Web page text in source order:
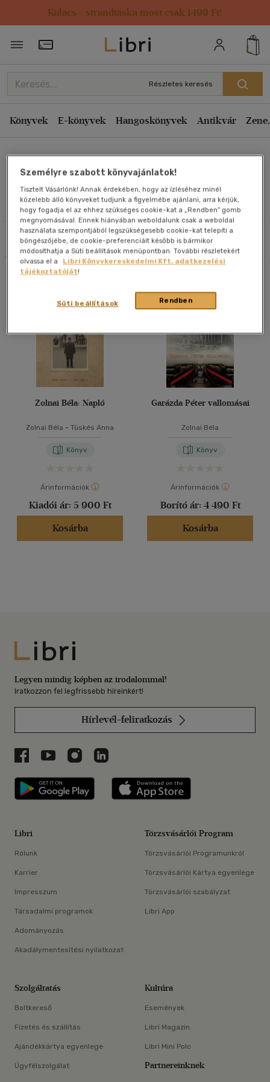
Kulacs / strandtáska most csak 1499 Ft!
Törzsvásárlói Kártya adatai
Részletes keresés
Könyvek E-könyvek Hangoskönyvek Antikvár
Zolnai Béla
Művei
Szűrés Rendezés
Rendezés
Kiadás éve szerint csökkenő
Ár szerint csökkenő
Eladott darabszám szerint csökkenő
Eladott darabszám szerint növekvő
Cím szerint A-Z
Szerző szerint A-Z
Megjelenítés
20 db / oldal
Alkalmaz
Zolnai Béla: Napló
Zolnai Béla - Tüskés Anna
Könyv
Árinformációk
Kiadói ár: 5 900 Ft
Kosárba
Garázda Péter vallomásai
Zolnai Béla
Könyv
Árinformációk
Borító ár: 4 490 Ft
Kosárba
Libri
Legyen mindig képben az irodalommal!
Iratkozzon fel legfrissebb híreinkért!
Hírlevél-feliratkozás
Libri a Facebookon
Libri a Youtube-on
Libri az Instagramon
Libri a LinkedInen
Libri applikáció Szerezd meg: Google
Libri
Rólunk
Karrier
Impresszum
Társadalmi programok
Adományozás
Akadálymentesítési nyilatkozat
Törzsvásárlói Program
Törzsvásárlói Programunkról
Törzsvásárlói Kártya egyenlege
Törzsvásárlói szabályzat
Libri App
Szolgáltatás
Boltkereső
Fizetés és szállítás
Ajándékkártya egyenlege
Ügyfélszolgálat
Kultúra
Események
Libri Magazin
Libri Mini Polc
Partnereinknek
Személyre szabott könyvajánlatok!
Tisztelt Vásárlónk! Annak érdekében, hogy az ízléséhez minél
közelebb álló könyveket tudjunk a figyelmébe ajánlani, arra kérjük,
hogy fogadja el az ehhez szükséges cookie-kat a „Rendben” gomb
megnyomásával. Ennek hiányában weboldalunk csak a weboldal
használata szempontjából legszükségesebb cookie-kat telepíti a
böngészőjébe, de cookie-preferenciáit később is bármikor
módosíthatja a Süti beállítások menüpontban. További részletekért
olvassa el a
Libri Könyvkereskedelmi Kft. adatkezelési
tájékoztatóját!
Rendben
Süti beállítások